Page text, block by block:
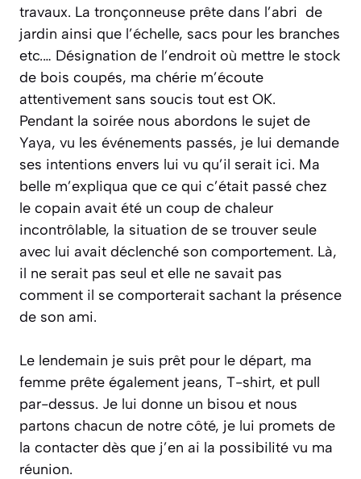
travaux. La tronçonneuse prête dans l’abri de
jardin ainsi que l’échelle, sacs pour les branches
etc.… Désignation de l’endroit où mettre le stock
de bois coupés, ma chérie m’écoute
attentivement sans soucis tout est OK.
Pendant la soirée nous abordons le sujet de
Yaya, vu les événements passés, je lui demande
ses intentions envers lui vu qu’il serait ici. Ma
belle m’expliqua que ce qui c’était passé chez
le copain avait été un coup de chaleur
incontrôlable, la situation de se trouver seule
avec lui avait déclenché son comportement. Là,
il ne serait pas seul et elle ne savait pas
comment il se comporterait sachant la présence
de son ami.
Le lendemain je suis prêt pour le départ, ma
femme prête également jeans, T-shirt, et pull
par-dessus. Je lui donne un bisou et nous
partons chacun de notre côté, je lui promets de
la contacter dès que j’en ai la possibilité vu ma
réunion.